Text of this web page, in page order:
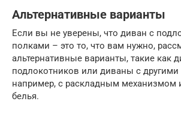
Альтернативные варианты
Если вы не уверены, что диван с
полками – это то, что вам нужно,
альтернативные варианты, такие как
подлокотников или диваны с
например, с раскладным механизмом
белья.